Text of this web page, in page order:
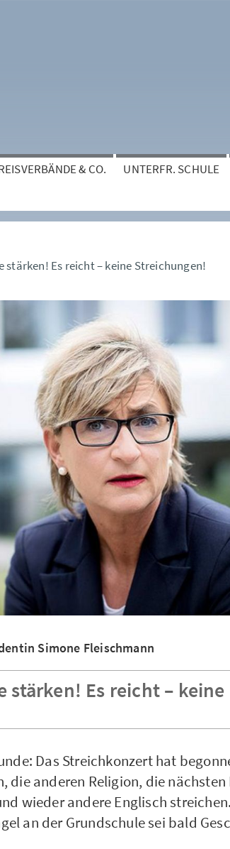
& CO. UNTERFR. SCHULE
stärken! Es reicht – keine Streichungen!
Simone Fleischmann
Es reicht – keine
Das Streichkonzert hat
die anderen Religion, die nächsten
wieder andere Englisch
an der Grundschule sei bald